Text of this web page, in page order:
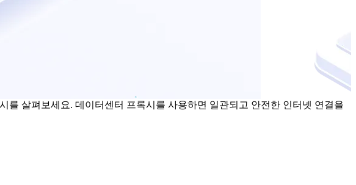
를 살펴보세요. 데이터센터 프록시를 사용하면 일관되고 안전한 인터넷 연결을